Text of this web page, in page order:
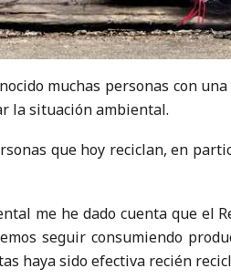
muchas personas con
la situación ambiental.
que hoy reciclan, en
me he dado cuenta que
seguir consumiendo
haya sido efectiva recién